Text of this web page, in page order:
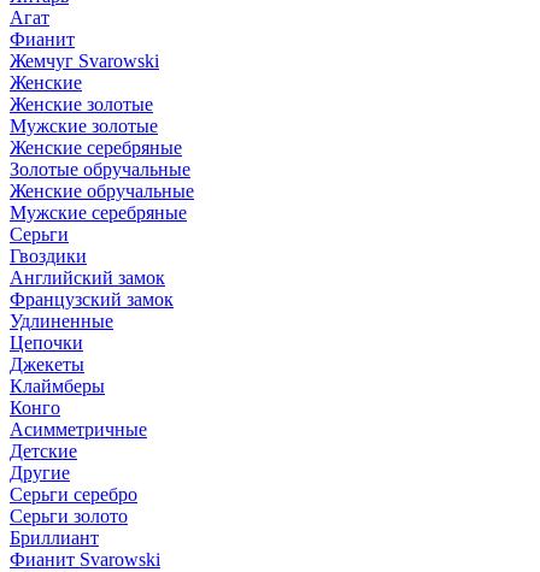
Агат
Фианит
Жемчуг Svarowski
Женские
Женские золотые
Мужские золотые
Женские серебряные
Золотые обручальные
Женские обручальные
Мужские серебряные
Серьги
Гвоздики
Английский замок
Французский замок
Удлиненные
Цепочки
Джекеты
Клаймберы
Конго
Асимметричные
Детские
Другие
Серьги серебро
Серьги золото
Бриллиант
Фианит Svarowski